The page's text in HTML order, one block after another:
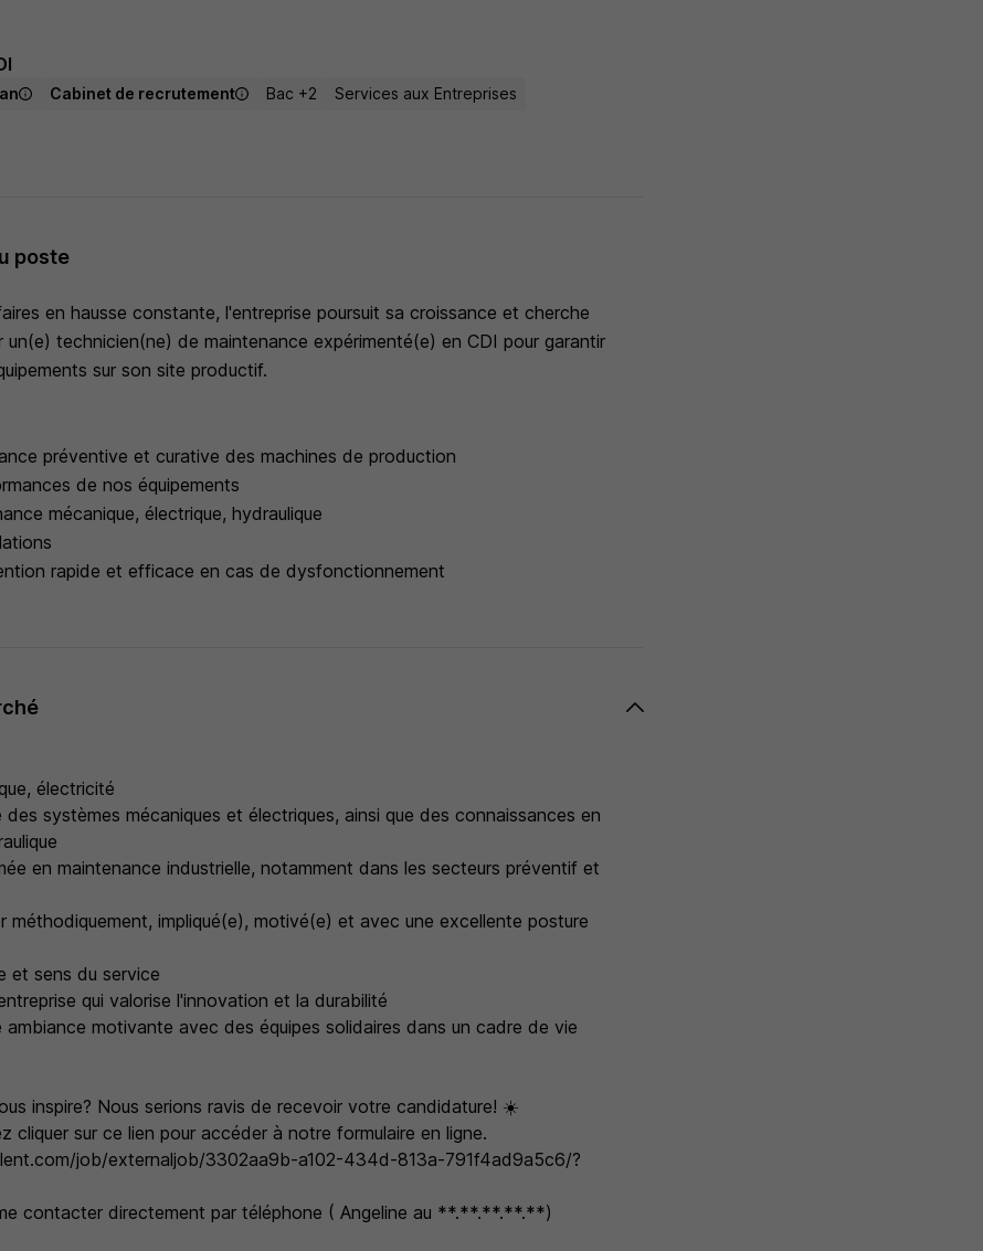
Cabinet de recrutement Bac +2
Services aux Entreprises
poste
en hausse constante, l'entreprise poursuit sa croissance et cherche
un(e) technicien(ne) de maintenance expérimenté(e) en CDI pour garantir
sur son site productif.
préventive et curative des machines de production
de nos équipements
mécanique, électrique, hydraulique
rapide et efficace en cas de dysfonctionnement
électricité
systèmes mécaniques et électriques, ainsi que des connaissances en
en maintenance industrielle, notamment dans les secteurs préventif et
méthodiquement, impliqué(e), motivé(e) et avec une excellente posture
et sens du service
qui valorise l'innovation et la durabilité
ambiance motivante avec des équipes solidaires dans un cadre de vie
inspire? Nous serions ravis de recevoir votre candidature! ☀️
cliquer sur ce lien pour accéder à notre formulaire en ligne.
job/externaljob/3302aa9b-a102-434d-813a-791f4ad9a5c6/?
contacter directement par téléphone ( Angeline au **.**.**.**.**)